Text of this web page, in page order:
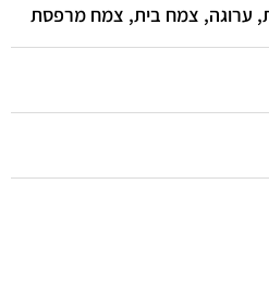
ערוגה, צמח בית, צמח מרפסת